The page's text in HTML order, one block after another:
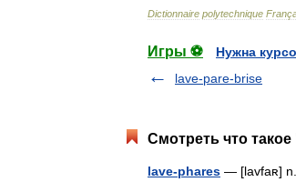
Dictionnaire polytechnique
Игры ⚽
Нужна
lave-pare-brise
Смотреть что
lave-phares — [lavfaʀ] n.